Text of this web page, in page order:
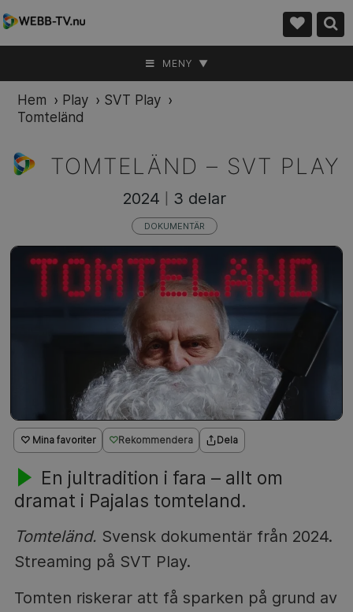
MENY ▼
Hem › Play › SVT Play ›
Tomteländ
TOMTELÄND – SVT PLAY
♡ Mina favoriter Rekommendera Dela
En jultradition i fara – allt om
dramat i Pajalas tomteland.
Tomteländ. Svensk dokumentär från 2024.
Streaming på SVT Play.
Tomten riskerar att få sparken på grund av
2024 3 delar
DOKUMENTÄR